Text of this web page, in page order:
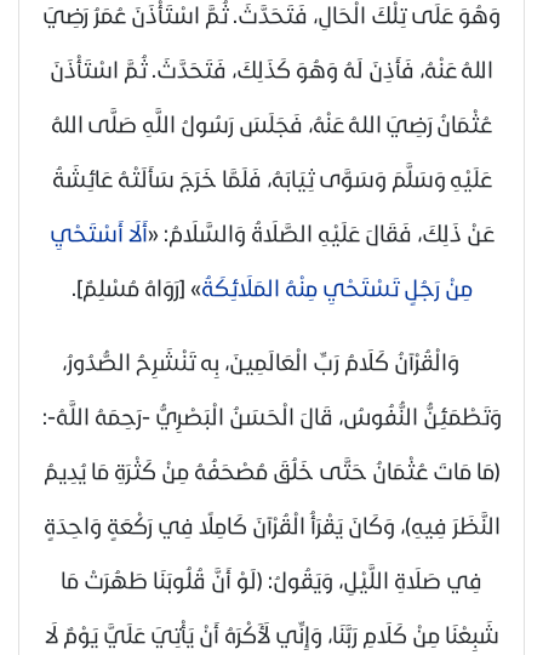
وَهُوَ عَلَى تِلْكَ الْحَالِ، فَتَحَدَّثَ. ثُمَّ اسْتَأْذَنَ عُمَرُرَضِيَ
اللهُ عَنْهُ، فَأَذِنَ لَهُ وَهُوَ كَذَلِكَ، فَتَحَدَّثَ. ثُمَّ اسْتَأْذَنَ
عُثْمَانُرَضِيَ اللهُ عَنْهُ، فَجَلَسَ رَسُولُ اللَّهِ صَلَّى اللهُ
عَلَيْهِ وَسَلَّمَ وَسَوَّى ثِيَابَهُ، فَلَمَّا خَرَجَ سَأَلَتْهُ عَائِشَةُ
عَنْ ذَلِكَ، فَقَالَ عَلَيْهِ الصَّلَاةُ وَالسَّلَامُ: «أَلَا أَسْتَحْيِ
مِنْ رَجُلٍ تَسْتَحْيِ مِنْهُ المَلَائِكَةُ» [رَوَاهُ مُسْلِمٌ].
وَالْقُرْآنُ كَلَامُ رَبِّ الْعَالَمِينَ، بِه تَنْشَرِحُ الصُّدُورُ،
وَتَطْمَئِنُّ النُّفُوسُ، قَالَ الْحَسَنُ الْبَصْرِيُّ -رَحِمَهُ اللَّهُ-:
(مَا مَاتَ عُثْمَانُ حَتَّى خَلُقَ مُصْحَفُهُ مِنْ كَثْرَةِ مَا يُدِيمُ
النَّظَرَ فِيهِ)، وَكَانَ يَقْرَأُ الْقُرْآنَ كَامِلًا فِي رَكْعَةٍ وَاحِدَةٍ
فِي صَلَاةِ اللَّيْلِ، وَيَقُولُ: (لَوْ أَنَّ قُلُوبَنَا طَهُرَتْ مَا
شَبِعْنَا مِنْ كَلَامِ رَبَّنَا، وَإِنِّي لَأَكْرَهُ أَنْ يَأْتِيَ عَلَيَّ يَوْمٌ لَا